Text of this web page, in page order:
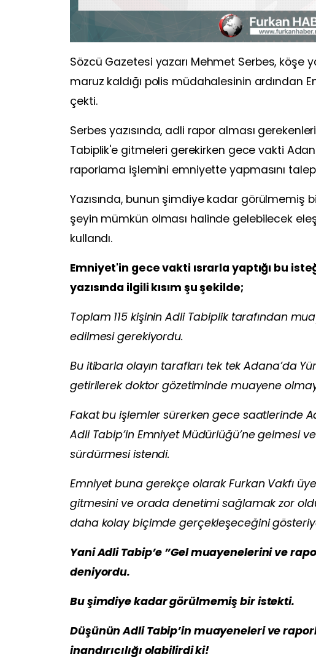
Sözcü Gazetesi yazarı Mehmet Serbes, köşe
maruz kaldığı polis müdahalesinin
çekti.
Serbes yazısında, adli rapor alması
Tabiplik'e gitmeleri gerekirken gece vakti
raporlama işlemini emniyette yapmasını
Yazısında, bunun şimdiye kadar görülmemiş
şeyin mümkün olması halinde gelebilecek
kullandı.
Emniyet'in gece vakti ısrarla yaptığı bu
yazısında ilgili kısım şu şekilde;
Toplam 115 kişinin Adli Tabiplik tarafından
edilmesi gerekiyordu.
Bu itibarla olayın tarafları tek tek Adana’da
getirilerek doktor gözetiminde muayene
Fakat bu işlemler sürerken gece saatlerinde
Adli Tabip’in Emniyet Müdürlüğü’ne
sürdürmesi istendi.
Emniyet buna gerekçe olarak Furkan Vakfı
gitmesini ve orada denetimi sağlamak zor
daha kolay biçimde gerçekleşeceğini
Yani Adli Tabip’e ”Gel muayenelerini ve
deniyordu.
Bu şimdiye kadar görülmemiş bir istekti.
Düşünün Adli Tabip’in muayeneleri ve
inandırıcılığı olabilirdi ki!